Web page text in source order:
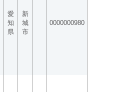
愛
知
県
新
城
市
0000000980